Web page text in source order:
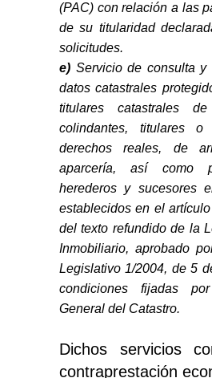
(PAC) con relación a las
de su titularidad
solicitudes.
e) Servicio de consulta y
datos catastrales
titulares catastrales
colindantes, titulares o
derechos reales, de
aparcería, así como
herederos y sucesores
establecidos en el
del texto refundido de la
Inmobiliario, aprobado
Legislativo 1/2004, de 5
condiciones fijadas
General del Catastro.
Dichos servicios
contraprestación